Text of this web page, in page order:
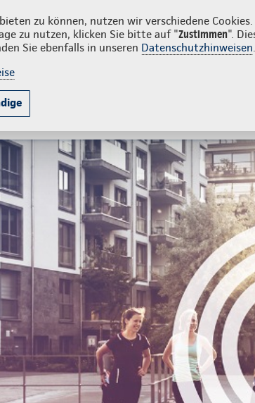
zu können, nutzen wir verschiedene
zu nutzen, klicken Sie bitte auf "Zustimmen".
Sie ebenfalls in unseren Datenschutzhinweisen.
GmbH Privatkunden
Lebensversicherung